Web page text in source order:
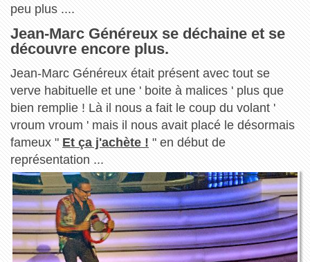
peu plus ....
Jean-Marc Généreux se déchaine et se
découvre encore plus.
Jean-Marc Généreux était présent avec tout se
verve habituelle et une ' boite à malices ' plus que
bien remplie ! Là il nous a fait le coup du volant '
vroum vroum ' mais il nous avait placé le désormais
fameux " Et ça j'achète ! " en début de
représentation ...